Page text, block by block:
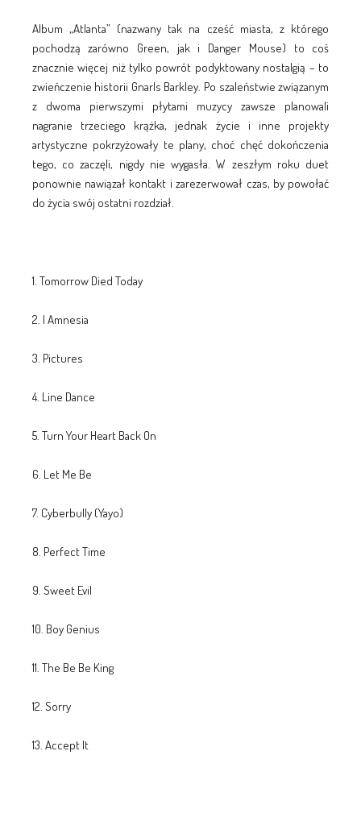
Album „Atlanta” (nazwany tak na cześć miasta, z którego
pochodzą zarówno Green, jak i Danger Mouse) to coś
znacznie więcej niż tylko powrót podyktowany nostalgią – to
zwieńczenie historii Gnarls Barkley. Po szaleństwie związanym
z dwoma pierwszymi płytami muzycy zawsze planowali
nagranie trzeciego krążka, jednak życie i inne projekty
artystyczne pokrzyżowały te plany, choć chęć dokończenia
tego, co zaczęli, nigdy nie wygasła. W zeszłym roku duet
ponownie nawiązał kontakt i zarezerwował czas, by powołać
do życia swój ostatni rozdział.
1. Tomorrow Died Today
2. I Amnesia
3. Pictures
4. Line Dance
5. Turn Your Heart Back On
6. Let Me Be
7. Cyberbully (Yayo)
8. Perfect Time
9. Sweet Evil
10. Boy Genius
11. The Be Be King
12. Sorry
13. Accept It